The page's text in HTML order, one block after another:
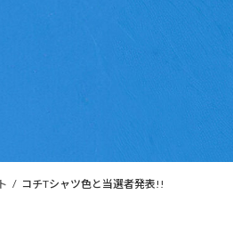
コチTシャツ色と当選者発表!!